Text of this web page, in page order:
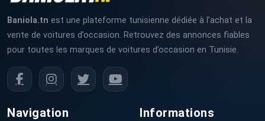
Baniola.tn est une plateforme tunisienne dédiée à l’achat et la
vente de voitures d’occasion. Retrouvez des annonces fiables
pour toutes les marques de voitures d’occasion en Tunisie.
Navigation Informations